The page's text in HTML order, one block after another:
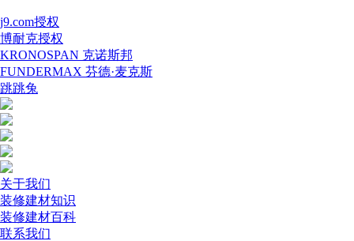
j9.com授权
博耐克授权
KRONOSPAN 克诺斯邦
FUNDERMAX 芬德·麦克斯
跳跳兔
关于我们
装修建材知识
装修建材百科
联系我们